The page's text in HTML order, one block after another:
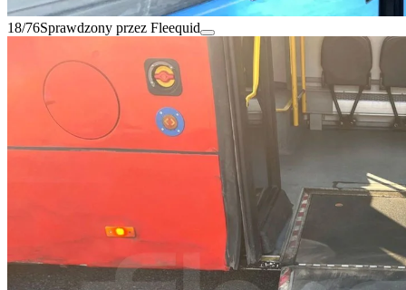
18/76Sprawdzony przez Fleequid